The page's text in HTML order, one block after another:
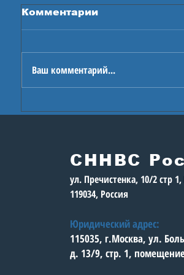
Игры будущего
Комментарии
Ваш комментарий...
СННВС
ул. Пречистенка, 10/2 стр
119034, Россия
Юридический адрес:
115035, г.Москва, ул.
д. 13/9, стр. 1,